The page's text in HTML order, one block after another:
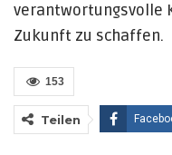
verantwortungsvolle
Zukunft zu schaffen.
153
Teilen